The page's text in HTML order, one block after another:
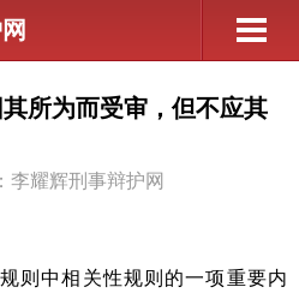
所为而受审，但不应其
李耀辉刑事辩护网
则中相关性规则的一项重要内